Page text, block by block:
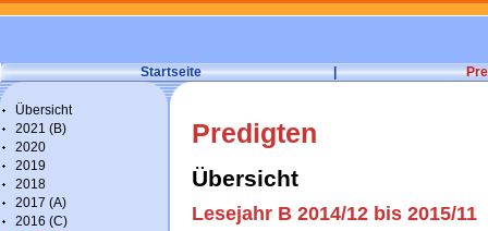
Startseite |
Übersicht
2021 (B)
2020
2019
2018
2017 (A)
2016 (C)
Predigten
Übersicht
Lesejahr B 2014/12 bis 2015/11